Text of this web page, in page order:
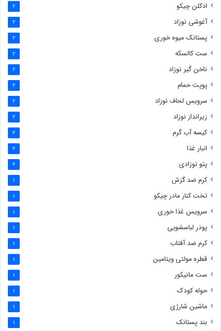
ادکلن چیکو 2
آغوشی نوزاد 2
پستانک میوه خوری 2
ست کالسکه 2
ناخن گیر نوزاد 2
پوپت حمام 2
سرویس لحاف نوزاد 2
زیرانداز نوزاد 2
کیسه آب گرم 2
انبار غذا 2
پتو نوزادی 2
کرم ضد گزش 1
تخت کنار مادر چیکو 1
سرویس غذا خوری 1
پودر لباسشویی 1
کرم ضد آفتاب 1
قطره مولتی ویتامین 1
ست مانیکور 1
حوله کودک 1
ماشین شارژی 1
بند پستانک 1